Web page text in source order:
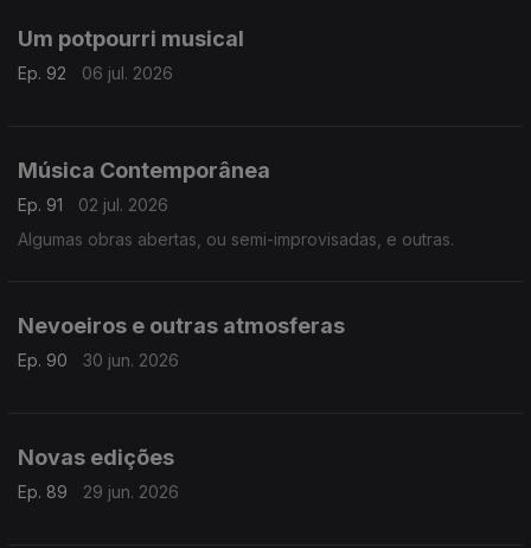
Um potpourri musical
Ep. 92 06 jul. 2026
Música Contemporânea
Ep. 91
02 jul. 2026
Algumas obras abertas, ou semi-improvisadas, e outras.
Nevoeiros e outras atmosferas
Ep. 90 30 jun. 2026
Novas edições
Ep. 89 29 jun. 2026